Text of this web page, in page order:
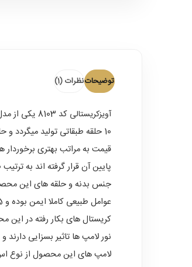
توضیحاتنظرات (1)
آویزکریستالی
کد 8103
پایین آن قرار گرفته اند به ترتیب 60-40 و 20 سانتی متر میباشد و ارتفاع آن 150 سانتی متر است که با توجه به سفارش مشتری قابل افزایش و کاهش نیز میباشد .
جنس بدنه و حلقه های این
عوامل طبیعی کاملا ایمن بوده و 5 سال ضمانت عدم تغییر رنگ و زنگ زدگی خود گویای کیفیت بسیار بالای آن میباشد .
نور لامپ ها تاثیر بسزایی
لامپ های این محصول از نوع اس